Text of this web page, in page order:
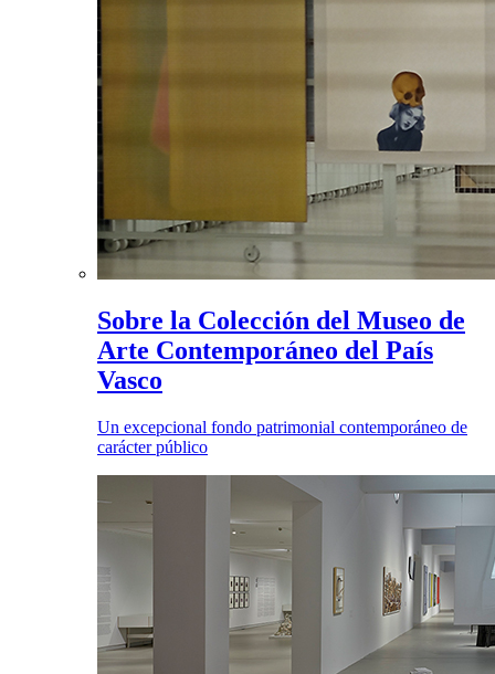
Sobre la Colección del Museo de
Arte Contemporáneo del País
Vasco
Un excepcional fondo patrimonial contemporáneo de
carácter público